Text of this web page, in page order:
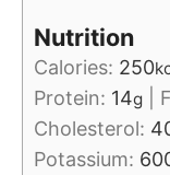
Nutrition
Calories: 250
Protein: 14g
Cholesterol:
Potassium: